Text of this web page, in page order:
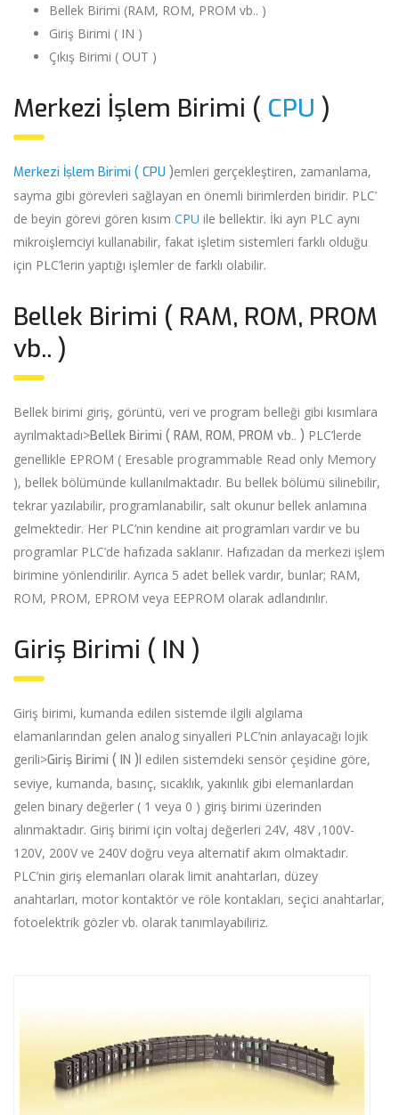
Bellek Birimi (RAM, ROM, PROM vb.. )
Giriş Birimi ( IN )
Çıkış Birimi ( OUT )
Merkezi İşlem Birimi ( CPU )
Merkezi İşlem Birimi ( CPU )emleri gerçekleştiren, zamanlama,
sayma gibi görevleri sağlayan en önemli birimlerden biridir. PLC’
de beyin görevi gören kısım CPU ile bellektir. İki ayrı PLC aynı
mikroişlemciyi kullanabilir, fakat işletim sistemleri farklı olduğu
için PLC’lerin yaptığı işlemler de farklı olabilir.
Bellek Birimi ( RAM, ROM, PROM
vb.. )
Bellek birimi giriş, görüntü, veri ve program belleği gibi kısımlara
ayrılmaktadı>Bellek Birimi ( RAM, ROM, PROM vb.. ) PLC’lerde
genellikle EPROM ( Eresable programmable Read only Memory
), bellek bölümünde kullanılmaktadır. Bu bellek bölümü silinebilir,
tekrar yazılabilir, programlanabilir, salt okunur bellek anlamına
gelmektedir. Her PLC’nin kendine ait programları vardır ve bu
programlar PLC’de hafızada saklanır. Hafızadan da merkezi işlem
birimine yönlendirilir. Ayrıca 5 adet bellek vardır, bunlar; RAM,
ROM, PROM, EPROM veya EEPROM olarak adlandırılır.
Giriş Birimi ( IN )
Giriş birimi, kumanda edilen sistemde ilgili algılama
elamanlarından gelen analog sinyalleri PLC’nin anlayacağı lojik
gerili>Giriş Birimi ( IN )l edilen sistemdeki sensör çeşidine göre,
seviye, kumanda, basınç, sıcaklık, yakınlık gibi elemanlardan
gelen binary değerler ( 1 veya 0 ) giriş birimi üzerinden
alınmaktadır. Giriş birimi için voltaj değerleri 24V, 48V ,100V-
120V, 200V ve 240V doğru veya alternatif akım olmaktadır.
PLC’nin giriş elemanları olarak limit anahtarları, düzey
anahtarları, motor kontaktör ve röle kontakları, seçici anahtarlar,
fotoelektrik gözler vb. olarak tanımlayabiliriz.